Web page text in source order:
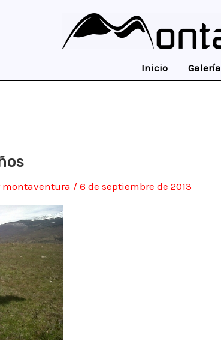
Inicio Galería
montaventura / 6 de septiembre de 2013